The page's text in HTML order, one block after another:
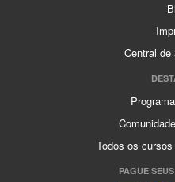
Central de
Todos os
PAGUE